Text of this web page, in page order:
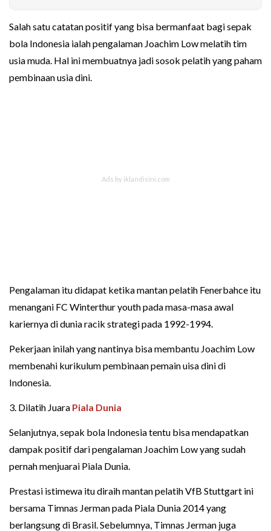
Salah satu catatan positif yang bisa bermanfaat bagi sepak
bola Indonesia ialah pengalaman Joachim Low melatih tim
usia muda. Hal ini membuatnya jadi sosok pelatih yang paham
pembinaan usia dini.
Pengalaman itu didapat ketika mantan pelatih Fenerbahce itu
menangani FC Winterthur youth pada masa-masa awal
kariernya di dunia racik strategi pada 1992-1994.
Pekerjaan inilah yang nantinya bisa membantu Joachim Low
membenahi kurikulum pembinaan pemain uisa dini di
Indonesia.
3. Dilatih Juara Piala Dunia
Selanjutnya, sepak bola Indonesia tentu bisa mendapatkan
dampak positif dari pengalaman Joachim Low yang sudah
pernah menjuarai Piala Dunia.
Prestasi istimewa itu diraih mantan pelatih VfB Stuttgart ini
bersama Timnas Jerman pada Piala Dunia 2014 yang
berlangsung di Brasil. Sebelumnya, Timnas Jerman juga